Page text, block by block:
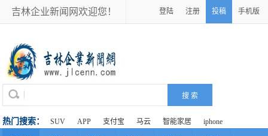
吉林企业新闻网欢迎您！ 登陆 注册 投稿 手机版
热门搜索： SUV APP 支付宝 马云 智能家居 iphone